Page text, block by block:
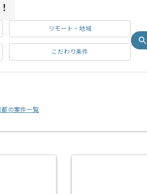
リモート・地域
こだわり条件
都の案件一覧